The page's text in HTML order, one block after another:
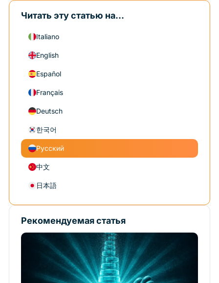
Читать эту статью на...
Italiano
English
Español
Français
Deutsch
한국어
Русский
中文
日本語
Рекомендуемая статья